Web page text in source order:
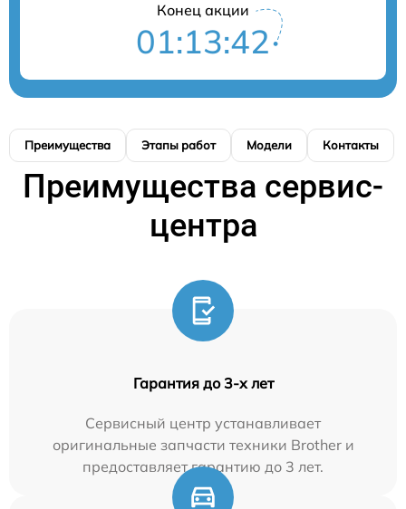
Конец акции
01:13:41
Преимущества Этапы работ Модели Контакты
Преимущества сервис-
центра
Гарантия до 3-х лет
Сервисный центр устанавливает
оригинальные запчасти техники Brother и
предоставляет гарантию до 3 лет.